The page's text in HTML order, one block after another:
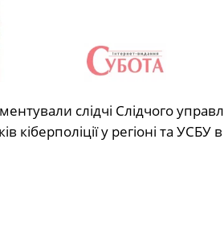
слідчі Слідчого
у регіоні та УСБУ в